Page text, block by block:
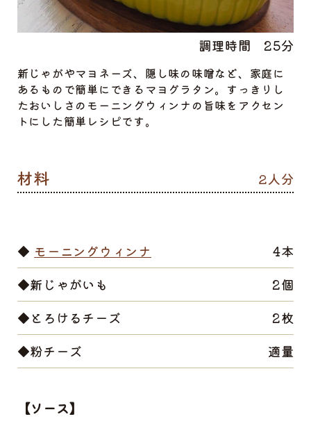
調理時間25分
新じゃがやマヨネーズ、隠し味の味噌など、家庭に
あるもので簡単にできるマヨグラタン。すっきりし
たおいしさのモーニングウィンナの旨味をアクセン
トにした簡単レシピです。
2人分
◆ モーニングウィンナ
4本
◆新じゃがいも
2個
◆とろけるチーズ
2枚
◆粉チーズ
適量
【ソース】